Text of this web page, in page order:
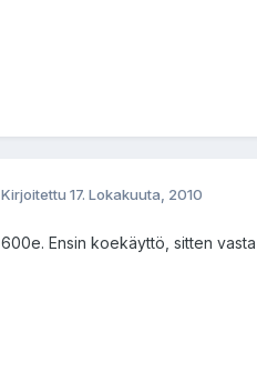
Kirjoitettu 17. Lokakuuta, 2010
600e. Ensin koekäyttö, sitten